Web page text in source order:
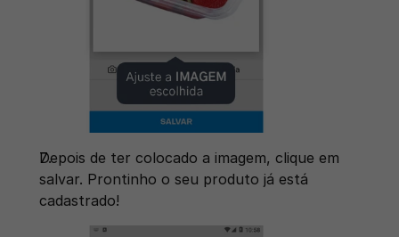
Depois de ter colocado a imagem, clique em
salvar. Prontinho o seu produto já está
cadastrado!